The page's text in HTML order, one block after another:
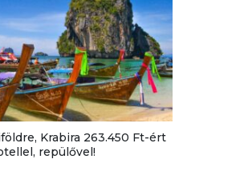
Krabira 263.450 Ft-ért
repülővel!